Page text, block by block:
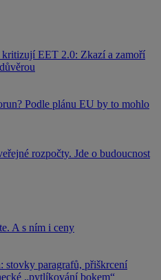
kritizují EET 2.0: Zkazí a zamoří
Podle plánu EU by to mohlo
rozpočty. Jde o budoucnost
A s ním i ceny
stovky paragrafů, přiškrcení
„pytlíkování bokem“